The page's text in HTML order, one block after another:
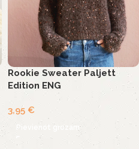
Rookie Sweater Paljett
Edition ENG
3,95 €
Pievienot grozam